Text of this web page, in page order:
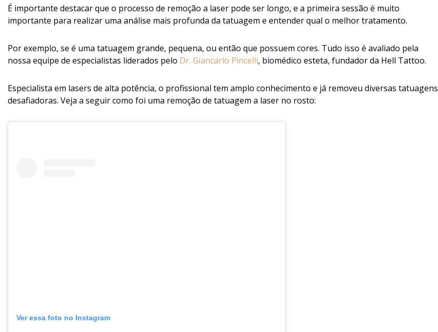
É importante destacar que o processo de remoção a laser pode ser longo, e a primeira sessão é muito
importante para realizar uma análise mais profunda da tatuagem e entender qual o melhor tratamento.
Por exemplo, se é uma tatuagem grande, pequena, ou então que possuem cores. Tudo isso é avaliado pela
nossa equipe de especialistas liderados pelo Dr. Giancarlo Pincelli, biomédico esteta, fundador da Hell Tattoo.
Especialista em lasers de alta potência, o profissional tem amplo conhecimento e já removeu diversas tatuagens
desafiadoras. Veja a seguir como foi uma remoção de tatuagem a laser no rosto:
Ver essa foto no Instagram